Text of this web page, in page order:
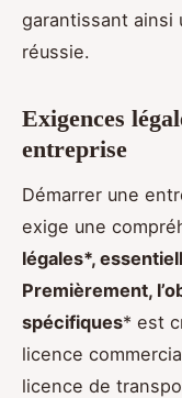
garantissant ainsi
réussie.
Exigences
entreprise
Démarrer une
exige une
légales*,
Premièrement,
spécifiques* est
licence
licence de